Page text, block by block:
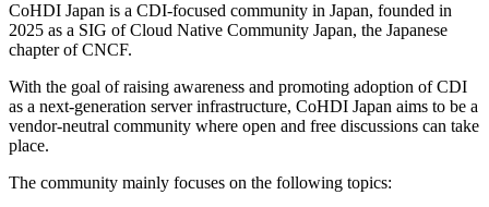
CoHDI Japan is a CDI-focused community in Japan, founded in
2025 as a SIG of Cloud Native Community Japan, the Japanese
chapter of CNCF.
With the goal of raising awareness and promoting adoption of CDI
as a next-generation server infrastructure, CoHDI Japan aims to be a
vendor-neutral community where open and free discussions can take
place.
The community mainly focuses on the following topics: